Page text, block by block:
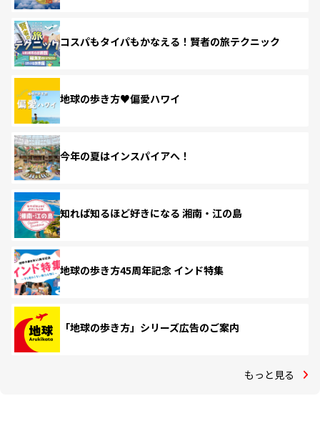
コスパもタイパもかなえる！賢者の旅テクニック
地球の歩き方♥偏愛ハワイ
今年の夏はインスパイアへ！
知れば知るほど好きになる 湘南・江の島
地球の歩き方45周年記念 インド特集
「地球の歩き方」シリーズ広告のご案内
もっと見る